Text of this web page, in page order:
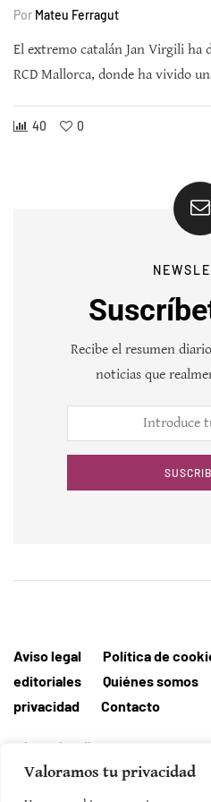
Valoramos tu privacidad
Por Mateu Ferragut
El extremo catalán Jan Virgili ha
RCD Mallorca, donde ha vivido
40 0
Recibe el resumen
noticias que
Aviso legal Política de
editoriales
Quiénes somos
privacidad
Contacto
Editorial MallorcaHora